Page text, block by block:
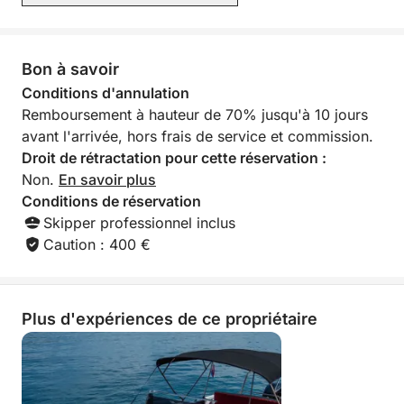
Bon à savoir
Conditions d'annulation
Remboursement à hauteur de 70% jusqu'à 10 jours
avant l'arrivée, hors frais de service et commission.
Droit de rétractation pour cette réservation :
Non. En savoir plus
Conditions de réservation
Skipper professionnel inclus
Caution : 400 €
Plus d'expériences de ce propriétaire